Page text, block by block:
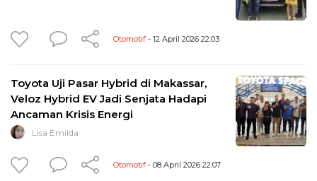
Otomotif - 12 April 2026 22:03
Toyota Uji Pasar Hybrid di Makassar,
Veloz Hybrid EV Jadi Senjata Hadapi
Ancaman Krisis Energi
Lisa Emilda
Otomotif - 08 April 2026 22:07